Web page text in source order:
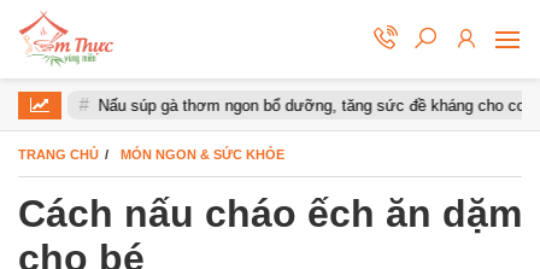
Nấu súp gà thơm ngon bổ dưỡng, tăng sức đề kháng cho cơ thể
TRANG CHỦ MÓN NGON & SỨC KHỎE
Cách nấu cháo ếch ăn dặm
cho bé